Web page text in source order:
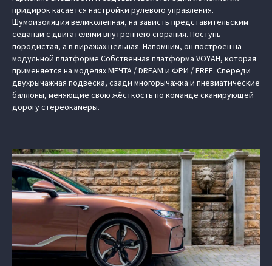
придирок касается настройки рулевого управления.
Шумоизоляция великолепная, на зависть представительским
седанам с двигателями внутреннего сгорания. Поступь
породистая, а в виражах цельная. Напомним, он построен на
модульной платформе Cобственная платформа VOYAH, которая
применяется на моделях МЕЧТА / DREAM и ФРИ / FREE. Спереди
двухрычажная подвеска, сзади многорычажка и пневматические
баллоны, меняющие свою жёсткость по команде сканирующей
дорогу стереокамеры.